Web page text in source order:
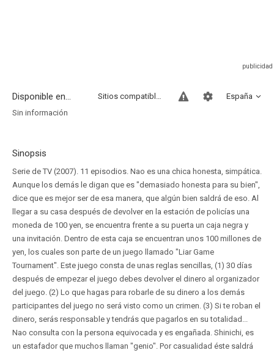
Disponible en... España
Sitios compatibles
Sin información
Sinopsis
Serie de TV (2007). 11 episodios. Nao es una chica honesta, simpática.
Aunque los demás le digan que es "demasiado honesta para su bien",
dice que es mejor ser de esa manera, que algún bien saldrá de eso. Al
llegar a su casa después de devolver en la estación de policías una
moneda de 100 yen, se encuentra frente a su puerta un caja negra y
una invitación. Dentro de esta caja se encuentran unos 100 millones de
yen, los cuales son parte de un juego llamado "Liar Game
Tournament". Este juego consta de unas reglas sencillas, (1) 30 días
después de empezar el juego debes devolver el dinero al organizador
del juego. (2) Lo que hagas para robarle de su dinero a los demás
participantes del juego no será visto como un crimen. (3) Si te roban el
dinero, serás responsable y tendrás que pagarlos en su totalidad...
Nao consulta con la persona equivocada y es engañada. Shinichi, es
un estafador que muchos llaman "genio". Por casualidad éste saldrá